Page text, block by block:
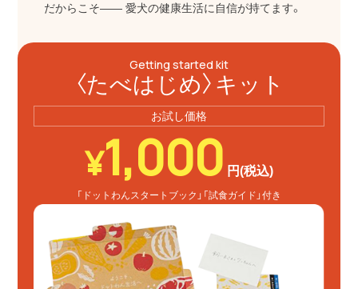
だからこそ―― 愛犬の健康生活に自信が持てます。
Getting started kit
〈たべはじめ〉キット
お試し価格
¥1,000 円(税込)
「ドットわんスタートブック」 「試食ガイド」付き